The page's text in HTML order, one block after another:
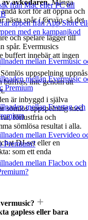
från Mac eller PC till
appen från App Store
med en kampanjkod
mellan Evermusic
mellan Evermusic
Premium
mellan Evertag och
mellan Evervideo
Premium?
mellan Flacbox och
avkodaren.Många
kort för att öppna och
nästa spåri förväg, så det
och spelare lägger till
spår. Evermusics
buffert innebär att ingen
uppspelning uppnås
buffras, inte genom att
är inbyggd i själva
sömlös uppspelning med
förlustfria och
sömlösa resultat i alla.
DJ-set eller en
som ett enda
gapless eller bara